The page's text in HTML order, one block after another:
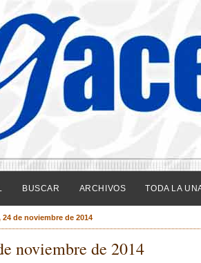
BUSCAR ARCHIVOS TODA LA
24 de noviembre de 2014
noviembre de 2014